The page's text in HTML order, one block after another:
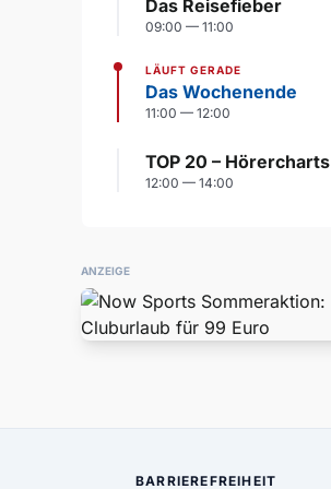
Das Reisefieber
09:00 — 11:00
LÄUFT GERADE
Das Wochenende
11:00 — 12:00
TOP 20 – Hörercharts
12:00 — 14:00
ANZEIGE
BARRIEREFREIHEIT